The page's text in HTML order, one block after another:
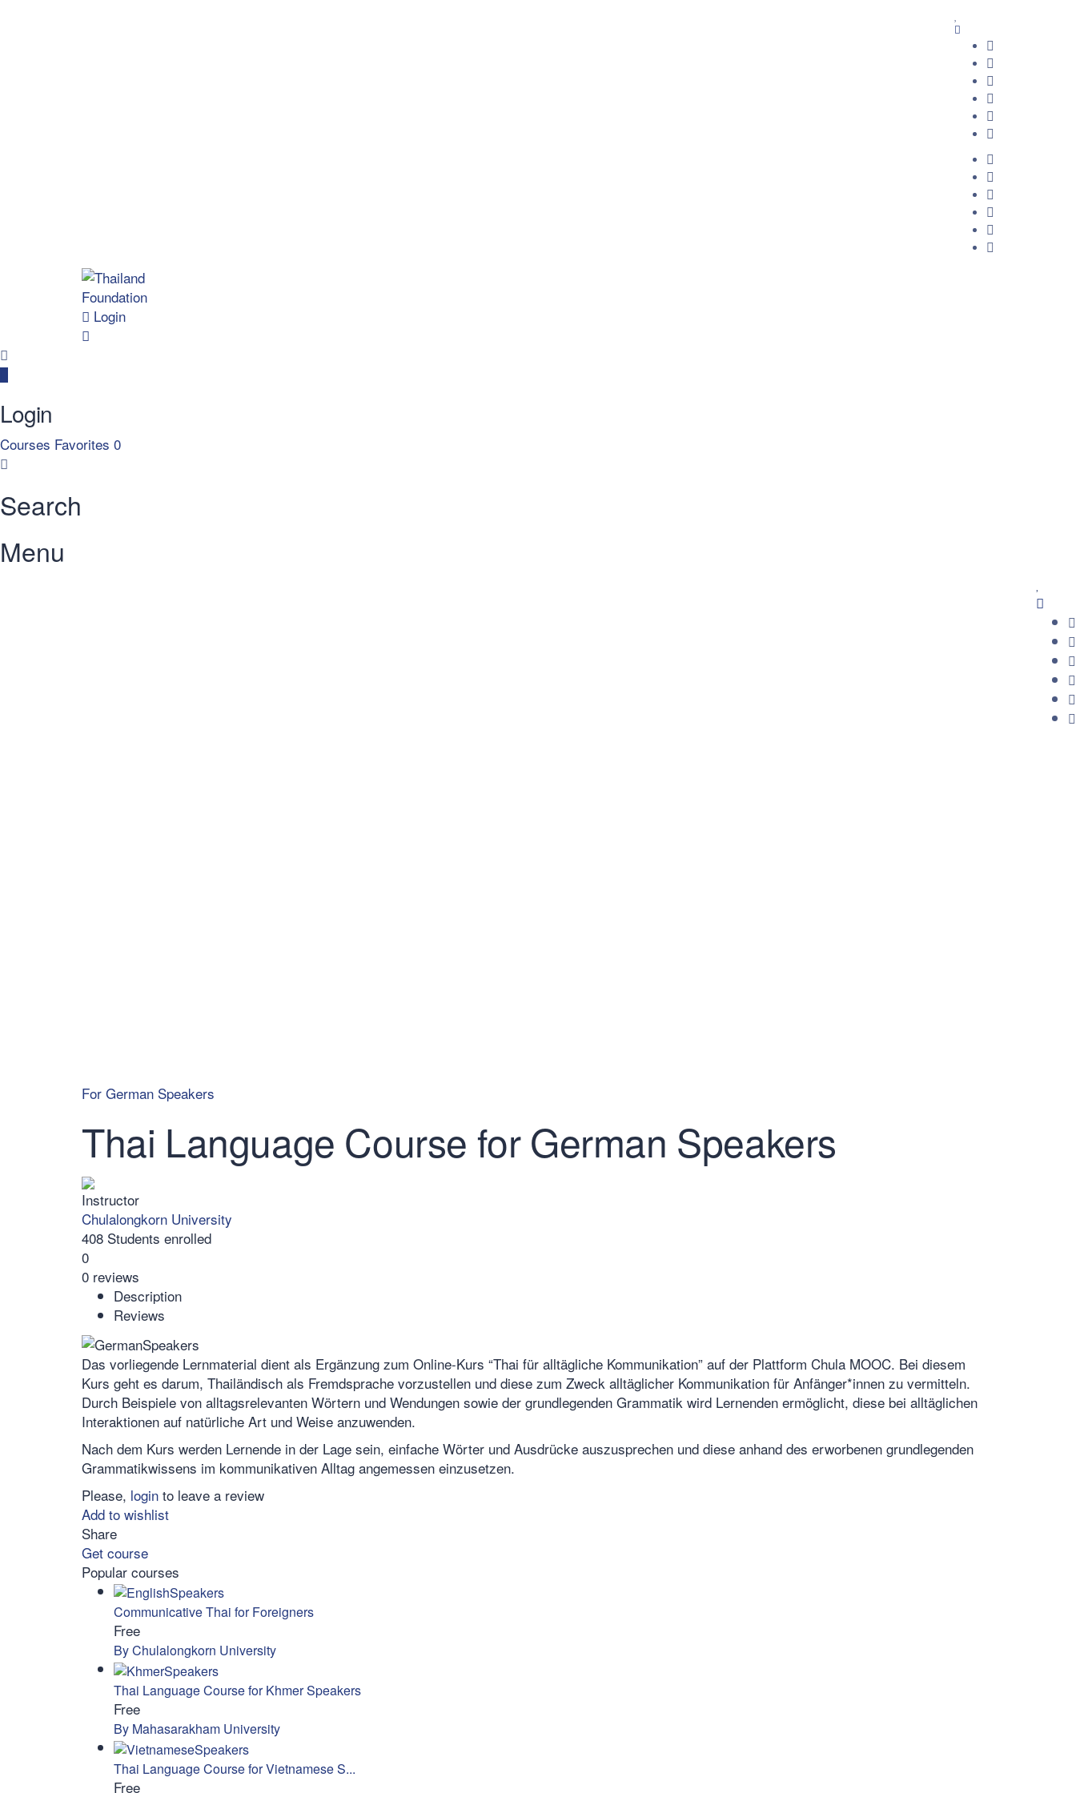
Login
Login
Courses Favorites 0
Search
Menu
For German Speakers
Thai Language Course for German Speakers
Instructor
Chulalongkorn University
408 Students enrolled
0
0 reviews
Description
Reviews
Das vorliegende Lernmaterial dient als Ergänzung zum Online-Kurs “Thai für alltägliche Kommunikation” auf der Plattform Chula MOOC. Bei diesem
Kurs geht es darum, Thailändisch als Fremdsprache vorzustellen und diese zum Zweck alltäglicher Kommunikation für Anfänger*innen zu vermitteln.
Durch Beispiele von alltagsrelevanten Wörtern und Wendungen sowie der grundlegenden Grammatik wird Lernenden ermöglicht, diese bei alltäglichen
Interaktionen auf natürliche Art und Weise anzuwenden.
Nach dem Kurs werden Lernende in der Lage sein, einfache Wörter und Ausdrücke auszusprechen und diese anhand des erworbenen grundlegenden
Grammatikwissens im kommunikativen Alltag angemessen einzusetzen.
Please, login to leave a review
Add to wishlist
Share
Get course
Popular courses
Communicative Thai for Foreigners
Free
By Chulalongkorn University
Thai Language Course for Khmer Speakers
Free
By Mahasarakham University
Thai Language Course for Vietnamese S...
Free